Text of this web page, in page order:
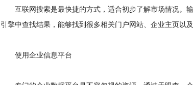
互联网搜索是最快捷的方式，适合初步了解市场情况。
引擎中查找结果，能够找到很多相关门户网站、企业主页以
使用企业信息平台